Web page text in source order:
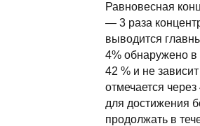
Равновесная
— 3 раза
выводится
4% обнаружено
42 % и не
отмечается
для достижения
продолжать в